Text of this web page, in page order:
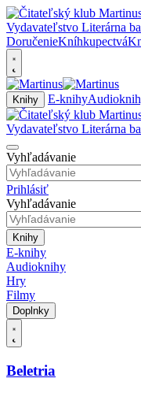
DoručenieKníhkupectvá
Knihy E-knihy
Vyhľadávanie
Prihlásiť
Vyhľadávanie
Knihy
E-knihy
Audioknihy
Hry
Filmy
Doplnky
Beletria